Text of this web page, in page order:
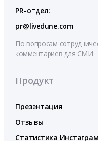
PR-отдел:
pr@livedune.com
По вопросам
комментариев для СМИ
Продукт
Презентация
Отзывы
Статистика Инстаграм